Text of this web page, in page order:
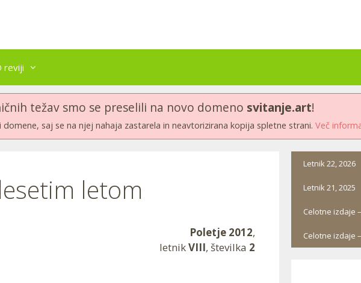
reviji
težav smo se preselili na novo domeno svitanje.art!
saj se na njej nahaja zastarela in neavtorizirana kopija spletne strani. Več
letom
Poletje 2012,
letnikVIII, številka 2
Letnik 22, 2026
Letnik 21, 2025
Celotne izdaje
Celotne izdaje